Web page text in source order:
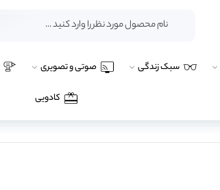
سبک زندگی صوتی و تصویری
کادویی